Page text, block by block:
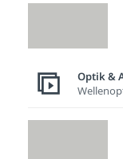
Optik &